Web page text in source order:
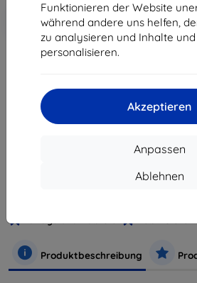
Funktionieren der Website
während andere uns helfen,
zu analysieren und Inhalte und
personalisieren.
Akzeptieren
Anpassen
Ablehnen
-10%
Rabatt mit Gutschein
EXTRA10
ausverkauft
Produktbeschreibung